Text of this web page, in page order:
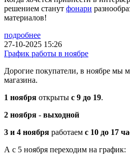
решением станут фонари
материалов!
подробнее
27-10-2025 15:26
График работы в ноябре
Дорогие покупатели, в ноябре мы
магазина.
1 ноября открыты с 9 до 19.
2 ноября - выходной
3 и 4 ноября работаем с 10 до 17
А с 5 ноября переходим на график: